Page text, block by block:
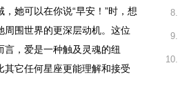
她可以在你说“早安！”时，想
围世界的更深层动机。这位
，爱是一种触及灵魂的纽
它任何星座更能理解和接受